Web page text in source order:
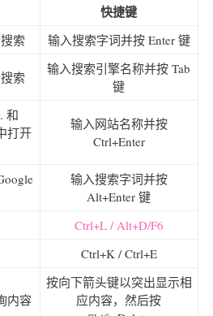
快捷键
索 输入搜索字词并按 Enter 键
索
输入搜索引擎名称并按 Tab
键
和
打开
输入网站名称并按
Ctrl+Enter
输入搜索字词并按
Alt+Enter 键
Ctrl+L / Alt+D/F6
Ctrl+K / Ctrl+E
内容
按向下箭头键以突出显示相
应内容，然后按